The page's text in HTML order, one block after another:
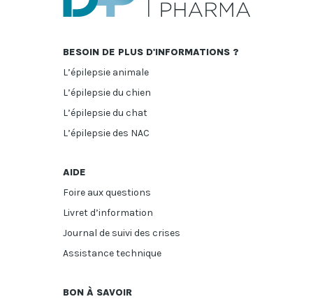
BESOIN DE PLUS D'INFORMATIONS ?
L’épilepsie animale
L’épilepsie du chien
L’épilepsie du chat
L’épilepsie des NAC
AIDE
Foire aux questions
Livret d’information
Journal de suivi des crises
Assistance technique
BON À SAVOIR